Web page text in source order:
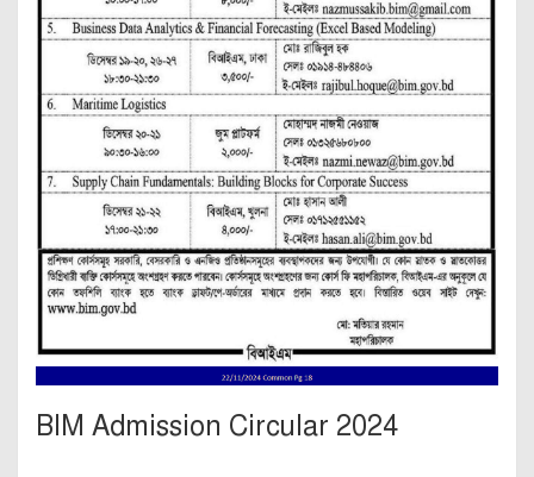
BIM Admission Circular 2024